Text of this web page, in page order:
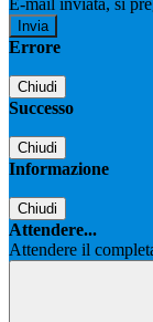
E-mail inviata, si
Errore
Chiudi
Successo
Chiudi
Informazione
Chiudi
Attendere...
Attendere il